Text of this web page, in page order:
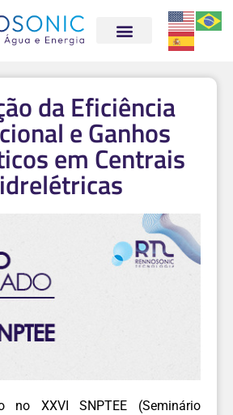
da Eficiência
e Ganhos
em Centrais
no XXVI SNPTEE (Seminário